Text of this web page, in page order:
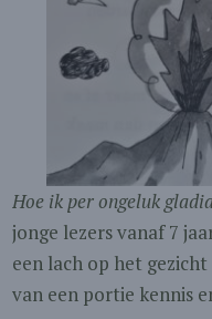
Hoe ik per ongeluk
jonge lezers vanaf 7
een lach op het gezicht
van een portie kennis